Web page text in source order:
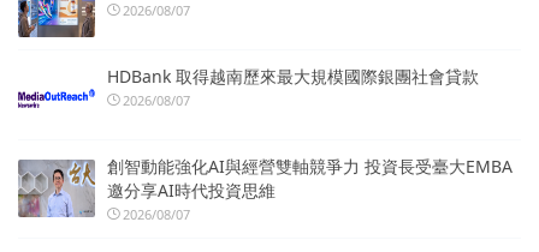
2026/08/07
HDBank 取得越南歷來最大規模國際銀團社會貸款
2026/08/07
創智動能強化AI與經營雙軸競爭力 投資長受臺大EMBA
邀分享AI時代投資思維
2026/08/07